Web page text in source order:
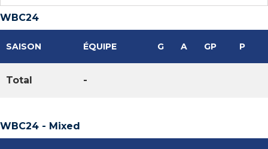
WBC24
SAISON ÉQUIPE G A GP P
Total -
WBC24 - Mixed